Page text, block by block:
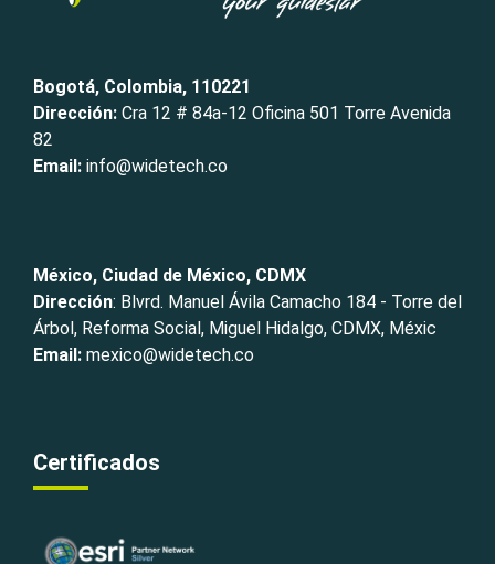
Bogotá, Colombia, 110221
Dirección: Cra 12 # 84a-12 Oficina 501 Torre Avenida
82
Email: info@widetech.co
México, Ciudad de México, CDMX
Dirección: Blvrd. Manuel Ávila Camacho 184 - Torre del
Árbol, Reforma Social, Miguel Hidalgo, CDMX, Méxic
Email: mexico@widetech.co
Certificados